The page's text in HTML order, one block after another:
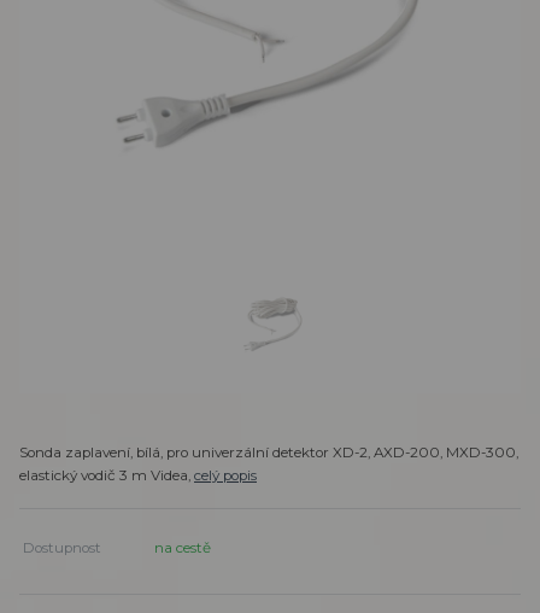
Sonda zaplavení, bílá, pro univerzální detektor XD-2, AXD-200, MXD-300,
elastický vodič 3 m Videa, celý popis
Dostupnost na cestě